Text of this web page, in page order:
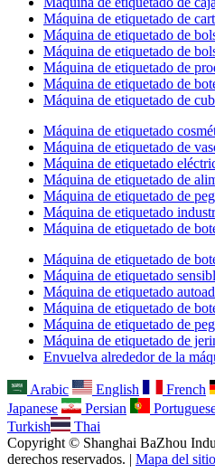
Máquina de etiquetado de
Máquina de etiquetado de
Máquina de etiquetado de
Máquina de etiquetado de
Máquina de etiquetado de
Máquina de etiquetado de
Máquina de etiquetado
Máquina de etiquetado de
Máquina de etiquetado
Máquina de etiquetado de
Máquina de etiquetado de
Máquina de etiquetado
Máquina de etiquetado de
Máquina de etiquetado de
Máquina de etiquetado
Máquina de etiquetado
Máquina de etiquetado de
Máquina de etiquetado de
Máquina de etiquetado de
Envuelva alrededor de la
Arabic English French
Japanese
Persian
Turkish
Thai
Copyright © Shanghai BaZhou
derechos reservados. | Mapa del